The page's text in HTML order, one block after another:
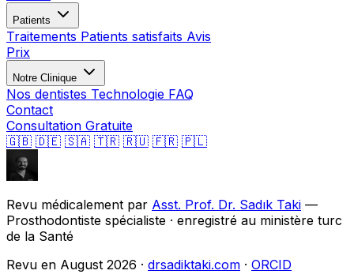
Patients
Traitements Patients satisfaits Avis
Prix
Notre Clinique
Nos dentistes Technologie FAQ
Contact
Consultation Gratuite
🇬🇧 🇩🇪 🇸🇦 🇹🇷 🇷🇺 🇫🇷 🇵🇱
Revu médicalement par Asst. Prof. Dr. Sadık Taki —
Prosthodontiste spécialiste · enregistré au ministère turc
de la Santé
Revu en August 2026 · drsadiktaki.com · ORCID